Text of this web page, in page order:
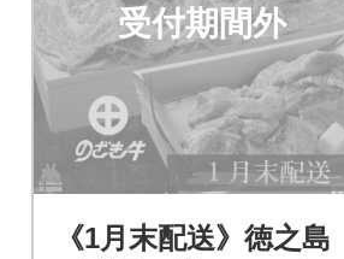
受付期間外
《1月末配送》徳之島